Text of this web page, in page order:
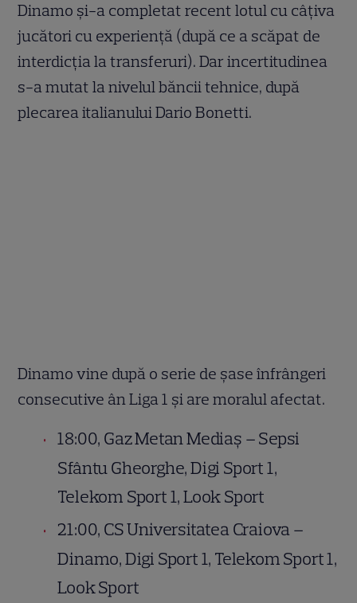
Dinamo şi-a completat recent lotul cu câţiva
jucători cu experienţă (după ce a scăpat de
interdicţia la transferuri). Dar incertitudinea
s-a mutat la nivelul băncii tehnice, după
plecarea italianului Dario Bonetti.
Dinamo vine după o serie de şase înfrângeri
consecutive ân Liga 1 şi are moralul afectat.
18:00, Gaz Metan Mediaş – Sepsi
Sfântu Gheorghe, Digi Sport 1,
Telekom Sport 1, Look Sport
21:00, CS Universitatea Craiova –
Dinamo, Digi Sport 1, Telekom Sport 1,
Look Sport